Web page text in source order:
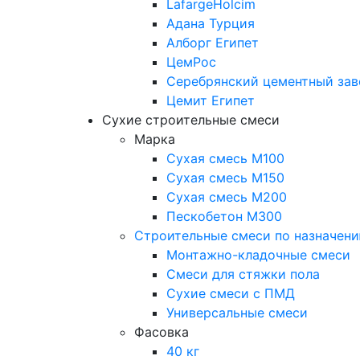
LafargeHolcim
Адана Турция
Алборг Египет
ЦемРос
Серебрянский цементный
Цемит Египет
Сухие строительные смеси
Марка
Сухая смесь М100
Сухая смесь М150
Сухая смесь М200
Пескобетон М300
Строительные смеси по
Монтажно-кладочные смеси
Смеси для стяжки пола
Сухие смеси с ПМД
Универсальные смеси
Фасовка
40 кг